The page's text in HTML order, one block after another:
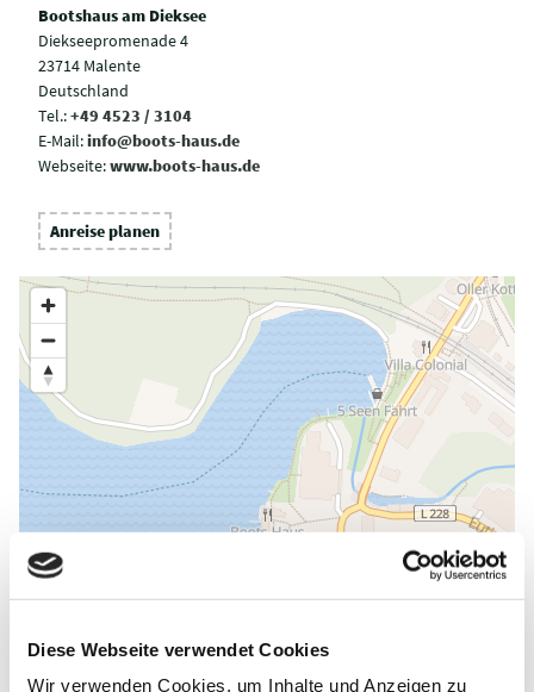
Diese Webseite verwendet Cookies
Wir verwenden Cookies, um Inhalte und Anzeigen zu
Bootshaus am Dieksee
Diekseepromenade 4
23714 Malente
Deutschland
Tel.:+49 4523 / 3104
E-Mail:info@boots-haus.de
Webseite:www.boots-haus.de
Anreise planen